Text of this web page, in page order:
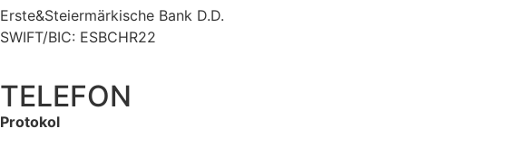
Erste&Steiermärkische Bank D.D.
SWIFT/BIC: ESBCHR22
TELEFON
Protokol